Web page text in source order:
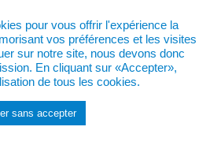
T
w
i
t
t
e
r
F
a
c
e
pour vous offrir l'expérience la
vos préférences et les visites
sur notre site, nous devons donc
En cliquant sur «Accepter»,
de tous les cookies.
sans accepter